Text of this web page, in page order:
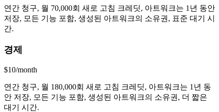
연간 청구, 월 70,000회 새로 고침 크레딧, 아트워크는 1년 동안
저장, 모든 기능 포함, 생성된 아트워크의 소유권, 표준 대기 시
간.
경제
$10/month
연간 청구, 월 180,000회 새로 고침 크레딧, 아트워크는 1년 동
안 저장, 모든 기능 포함, 생성된 아트워크의 소유권, 더 짧은
대기 시간.